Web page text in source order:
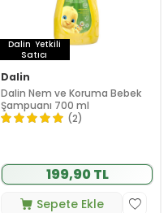
Dalin Yetkili
Satıcı
Dalin
Dalin Nem ve Koruma Bebek
Şampuanı 700 ml
(2)
199,90 TL
Sepete Ekle